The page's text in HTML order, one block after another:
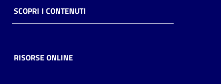
Casa
Piani
storico
SCOPRI I CONTENUTI
RISORSE ONLINE